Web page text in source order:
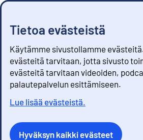
Tietoa evästeistä
Käytämme sivustollamme
evästeitä tarvitaan, jotta sivusto
evästeitä tarvitaan videoiden,
palautepalvelun esittämiseen.
Lue lisää evästeistä.
Hyväksyn kaikki evästeet